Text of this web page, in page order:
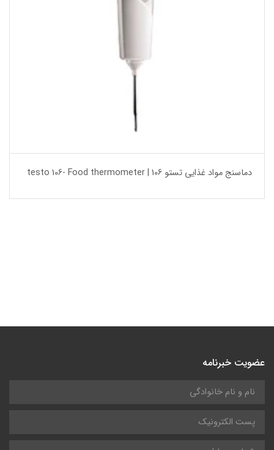
دماسنج مواد غذایی تستو testo 106- Food thermometer | 106
عضویت خبرنامه